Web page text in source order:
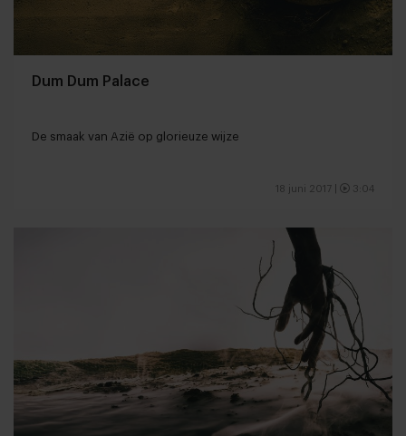
Dum Dum Palace
De smaak van Azië op glorieuze wijze
18 juni 2017 3:04